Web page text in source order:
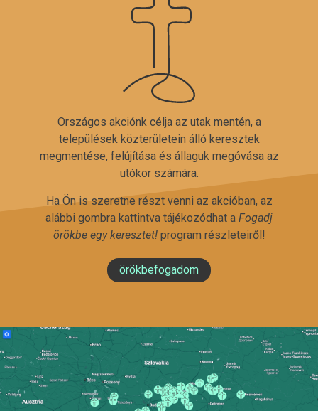
Országos akciónk célja az utak mentén, a
települések közterületein álló keresztek
megmentése, felújítása és állaguk megóvása az
utókor számára.
Ha Ön is szeretne részt venni az akcióban, az
alábbi gombra kattintva tájékozódhat a Fogadj
örökbe egy keresztet!program részleteiről!
örökbefogadom